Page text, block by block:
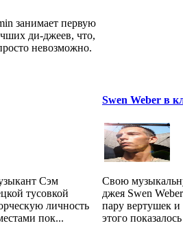
занимает первую
ди-джеев, что,
невозможно.
Сэм
тусовкой
личность
пок...
Swen Weber в
Свою
джея Swen
пару вертушек
этого